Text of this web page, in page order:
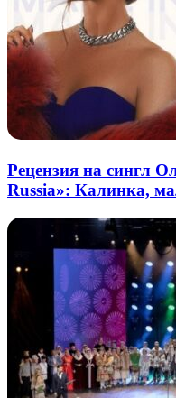
Рецензия на сингл
Russia»: Калинка,